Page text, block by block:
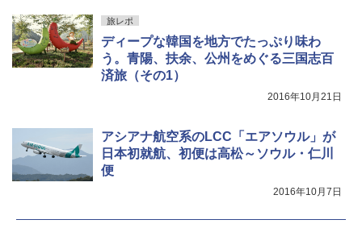
旅レポ
ディープな韓国を地方でたっぷり味わ
う。青陽、扶余、公州をめぐる三国志百
済旅（その1）
2016年10月21日
アシアナ航空系のLCC「エアソウル」が
日本初就航、初便は高松～ソウル・仁川
便
2016年10月7日